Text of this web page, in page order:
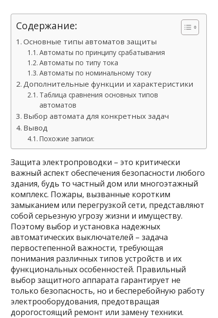
Содержание:
Основные типы автоматов защиты
Автоматы по принципу срабатывания
Автоматы по типу тока
Автоматы по номинальному току
Дополнительные функции и характеристики
Таблица сравнения основных типов
автоматов
Выбор автомата для конкретных задач
Вывод
Похожие записи:
Защита электропроводки – это критически
важный аспект обеспечения безопасности любого
здания, будь то частный дом или многоэтажный
комплекс. Пожары, вызванные коротким
замыканием или перегрузкой сети, представляют
собой серьезную угрозу жизни и имуществу.
Поэтому выбор и установка надежных
автоматических выключателей – задача
первостепенной важности, требующая
понимания различных типов устройств и их
функциональных особенностей. Правильный
выбор защитного аппарата гарантирует не
только безопасность, но и бесперебойную работу
электрооборудования, предотвращая
дорогостоящий ремонт или замену техники.